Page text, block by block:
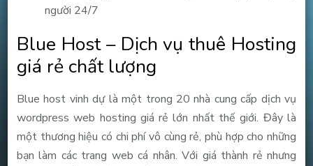
người 24/7
Blue Host – Dịch vụ thuê Hosting
giá rẻ chất lượng
Blue host vinh dự là một trong 20 nhà cung cấp dịch vụ
wordpress web hosting giá rẻ lớn nhất thế giới. Đây là
một thương hiệu có chi phí vô cùng rẻ, phù hợp cho những
bạn làm các trang web cá nhân. Với giá thành rẻ nhưng